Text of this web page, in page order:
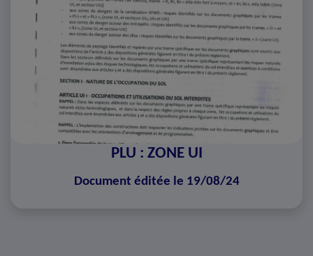
PLU : ZONE UI
Document éditée le 19/08/24